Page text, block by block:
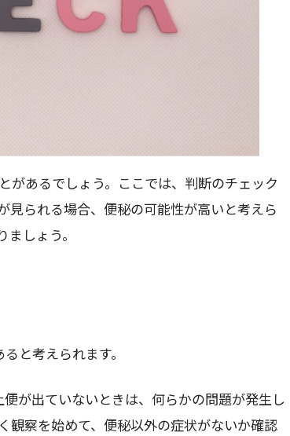
があるでしょう。ここでは、判断のチェック
見られる場合、便秘の可能性が高いと考えら
しょう。
と考えられます。
が出ていないときは、何らかの問題が発生し
観察を始めて、便秘以外の症状がないか確認